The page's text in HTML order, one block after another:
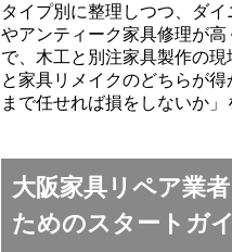
タイプ別に整理しつつ、ダ
やアンティーク家具修理が
で、木工と別注家具製作の
と家具リメイクのどちらが
まで任せれば損をしないか
大阪家具リペア業
ためのスタートガ